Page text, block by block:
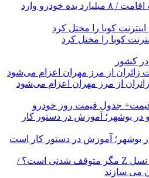
کاسبی خارج‌نشین‌ها با سهمیه اقامت / ۸ میلیارد بده خودرو وارد
کوبا را مختل کرد
جدول قیمت روز خودرو
بوشهر؛ آموزش در دستور کار است
سیلیکن ولیِ تهران؛ این ایران نسل Z مگر متوقف شدنی است؟ /
می سازند